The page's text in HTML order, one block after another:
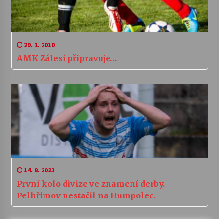
29. 1. 2010
AMK Zálesí připravuje…
14. 8. 2023
První kolo divize ve znamení derby.
Pelhřimov nestačil na Humpolec.